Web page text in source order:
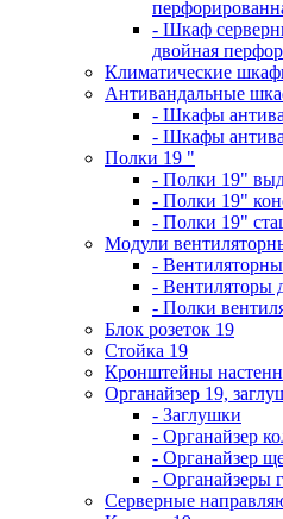
- Шкаф
двойная
Климатические
Антивандальные
- Шкафы
- Шкафы
Полки 19 "
- Полки 19"
- Полки 19"
- Полки 19"
Модули
-
- Вентиляторы
- Полки
Блок розеток 19
Стойка 19
Кронштейны
Органайзер 19,
- Заглушки
- Органайзер
- Органайзер
- Органайзеры
Серверные